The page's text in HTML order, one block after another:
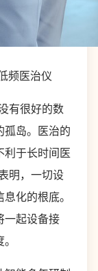
频医治仪
有很好的数
孤岛。医治的
利于长时间医
明，一切设
化的根底。
一起设备接